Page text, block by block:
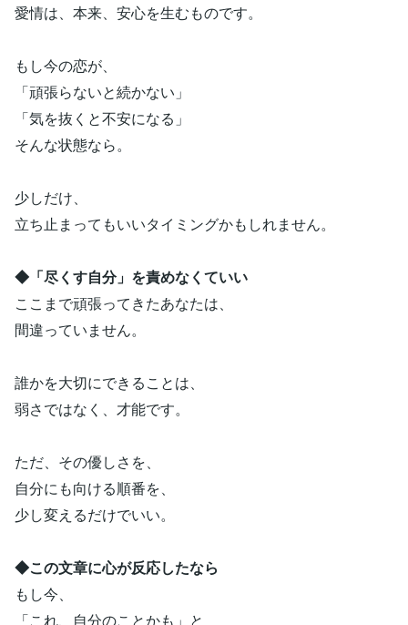
愛情は、本来、安心を生むものです。
もし今の恋が、
「頑張らないと続かない」
「気を抜くと不安になる」
そんな状態なら。
少しだけ、
立ち止まってもいいタイミングかもしれません。
◆「尽くす自分」を責めなくていい
ここまで頑張ってきたあなたは、
間違っていません。
誰かを大切にできることは、
弱さではなく、才能です。
ただ、その優しさを、
自分にも向ける順番を、
少し変えるだけでいい。
◆この文章に心が反応したなら
もし今、
「これ、自分のことかも」と